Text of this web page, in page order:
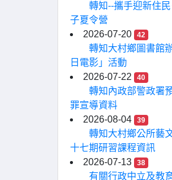
轉知--攜手迎新住
子夏令營
2026-07-20
42
轉知大村鄉圖書館
日電影」活動
2026-07-22
40
轉知內政部警政署
罪宣導資料
2026-08-04
39
轉知大村鄉公所藝
十七期研習課程資訊
2026-07-13
38
有關行政中立及教